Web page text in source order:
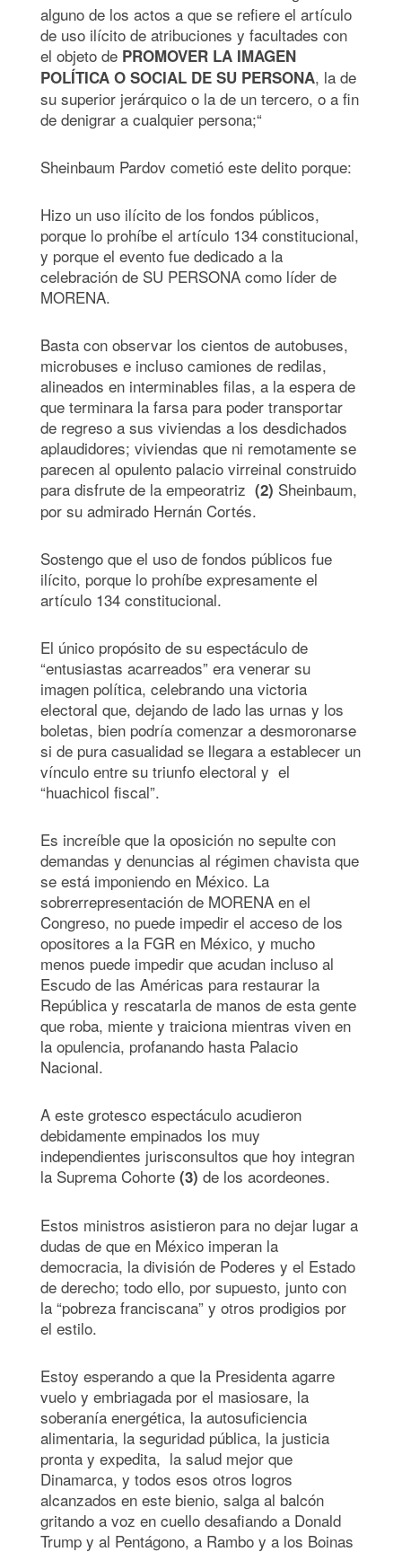
alguno de los actos a que se refiere el artículo
de uso ilícito de atribuciones y facultades con
el objeto de PROMOVER LA IMAGEN
POLÍTICA O SOCIAL DE SU PERSONA, la de
su superior jerárquico o la de un tercero, o a fin
de denigrar a cualquier persona;“
Sheinbaum Pardov cometió este delito porque:
Hizo un uso ilícito de los fondos públicos,
porque lo prohíbe el artículo 134 constitucional,
y porque el evento fue dedicado a la
celebración de SU PERSONA como líder de
MORENA.
Basta con observar los cientos de autobuses,
microbuses e incluso camiones de redilas,
alineados en interminables filas, a la espera de
que terminara la farsa para poder transportar
de regreso a sus viviendas a los desdichados
aplaudidores; viviendas que ni remotamente se
parecen al opulento palacio virreinal construido
para disfrute de la empeoratriz (2) Sheinbaum,
por su admirado Hernán Cortés.
Sostengo que el uso de fondos públicos fue
ilícito, porque lo prohíbe expresamente el
artículo 134 constitucional.
El único propósito de su espectáculo de
“entusiastas acarreados” era venerar su
imagen política, celebrando una victoria
electoral que, dejando de lado las urnas y los
boletas, bien podría comenzar a desmoronarse
si de pura casualidad se llegara a establecer un
vínculo entre su triunfo electoral y el
“huachicol fiscal”.
Es increíble que la oposición no sepulte con
demandas y denuncias al régimen chavista que
se está imponiendo en México. La
sobrerrepresentación de MORENA en el
Congreso, no puede impedir el acceso de los
opositores a la FGR en México, y mucho
menos puede impedir que acudan incluso al
Escudo de las Américas para restaurar la
República y rescatarla de manos de esta gente
que roba, miente y traiciona mientras viven en
la opulencia, profanando hasta Palacio
Nacional.
A este grotesco espectáculo acudieron
debidamente empinados los muy
independientes jurisconsultos que hoy integran
la Suprema Cohorte (3) de los acordeones.
Estos ministros asistieron para no dejar lugar a
dudas de que en México imperan la
democracia, la división de Poderes y el Estado
de derecho; todo ello, por supuesto, junto con
la “pobreza franciscana” y otros prodigios por
el estilo.
Estoy esperando a que la Presidenta agarre
vuelo y embriagada por el masiosare, la
soberanía energética, la autosuficiencia
alimentaria, la seguridad pública, la justicia
pronta y expedita, la salud mejor que
Dinamarca, y todos esos otros logros
alcanzados en este bienio, salga al balcón
gritando a voz en cuello desafiando a Donald
Trump y al Pentágono, a Rambo y a los Boinas